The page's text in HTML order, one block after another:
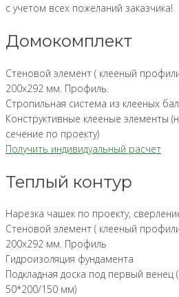
с учетом всех пожеланий заказчика!
Домокомплект
Стеновой элемент ( клееный
200х292 мм. Профиль.
Стропильная система из клееных
Конструктивные клееные элементы
сечение по проекту)
Получить индивидуальный расчет
Теплый контур
Нарезка чашек по проекту,
Стеновой элемент ( клееный
200х292 мм. Профиль
Гидроизоляция фундамента
Подкладная доска под первый венец
50*200/150 мм)